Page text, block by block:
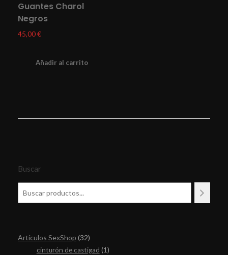
Guantes Charol
Negros
45,00€
Añadir al carrito
Buscar
Artículos SexShop 32
cinturón de castigad 1